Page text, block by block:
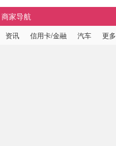
🇺🇸
🇨🇳中国
商家导航
资讯 信用卡/金融 汽车 更多